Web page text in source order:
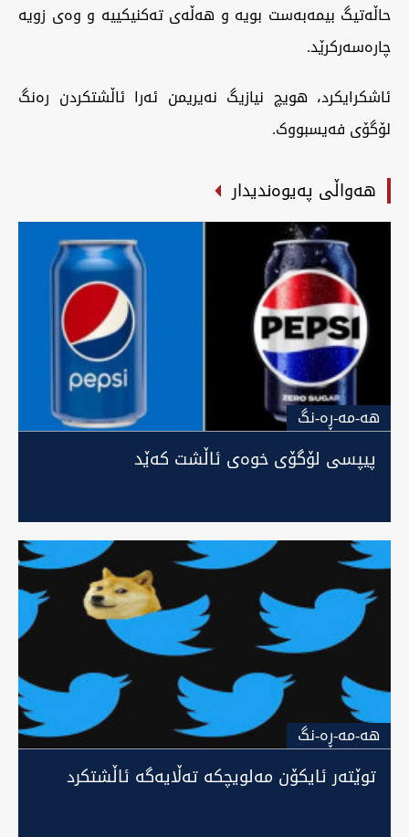
حاڵەتیگ بیمەبەست بویە و هەڵەی تەکنیکییە و وەی زویە
چارەسەرکرێد.
ئاشکرایکرد، هویچ نیازیگ نەیریمن ئەرا ئاڵشتکردن رەنگ
لۆگۆی فەیسبووک.
هەواڵی پەیوەندیدار
هه-مه-ڕه-نگ
پیپسی لۆگۆی خوەی ئاڵشت کەێد
هه-مه-ڕه-نگ
توێتەر ئایکۆن مەلویچکە تەڵایەگە ئاڵشتکرد